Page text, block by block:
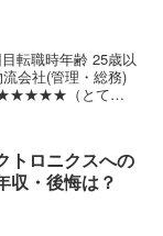
転職時年齢 25歳以
会社(管理・総務)
: ★★★★★（とても
トロニクスへの
収・後悔は？